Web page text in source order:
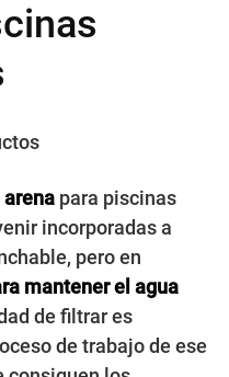
para piscinas
incorporadas a
pero en
mantener el agua
de filtrar es
de trabajo de ese